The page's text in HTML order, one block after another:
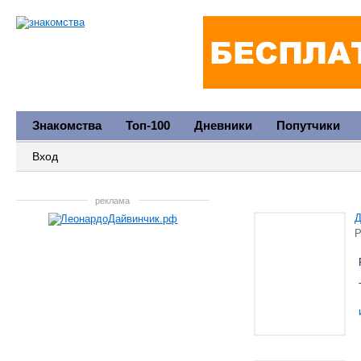
Знакомства Топ-100 Дневники Попутчики
Вход
реклама